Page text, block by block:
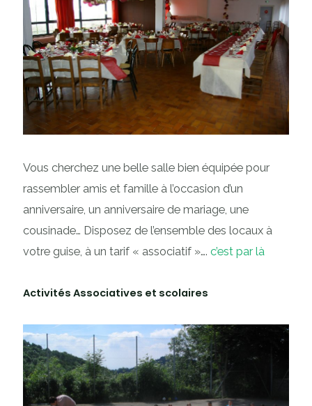
Vous cherchez une belle salle bien équipée pour
rassembler amis et famille à l’occasion d’un
anniversaire, un anniversaire de mariage, une
cousinade… Disposez de l’ensemble des locaux à
votre guise, à un tarif « associatif »…. c’est par là
Activités Associatives et scolaires